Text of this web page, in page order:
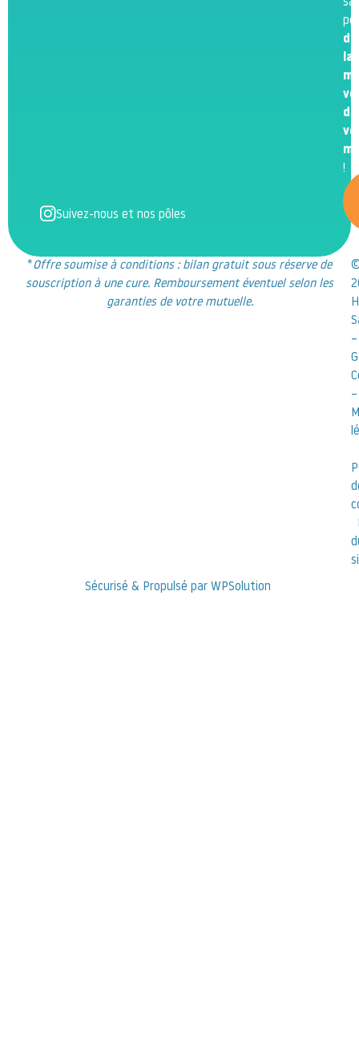
Suivez-nous et nos pôles
la
de
!
*Offre soumise à conditions : bilan gratuit sous réserve de
souscription à une cure. Remboursement éventuel selon les
garanties de votre mutuelle.
–
–
Sécurisé & Propulsé par WPSolution